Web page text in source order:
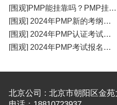
[围观]PMP能挂靠吗？PMP挂靠一年多少钱
[围观] 2024年PMP新的考纲有哪些变化
[围观] 2024年PMP认证考试什么时候开考
[围观] 2024年PMP考试报名通知
北京公司 : 北京市朝阳区金苑